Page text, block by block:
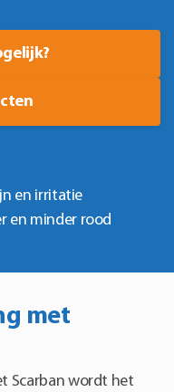
en irritatie
en minder rood
met
Scarban wordt het